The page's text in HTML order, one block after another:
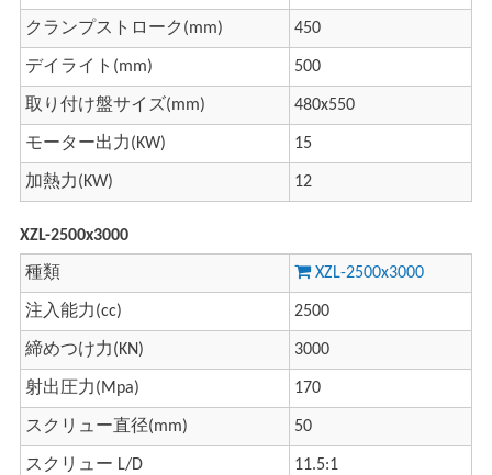
クランプストローク(mm) 450
デイライト(mm) 500
取り付け盤サイズ(mm) 480x550
モーター出力(KW) 15
加熱力(KW) 12
XZL-2500x3000
種類 XZL-2500x3000
注入能力(cc) 2500
締めつけ力(KN) 3000
射出圧力(Mpa) 170
スクリュー直径(mm) 50
スクリュー L/D 11.5:1